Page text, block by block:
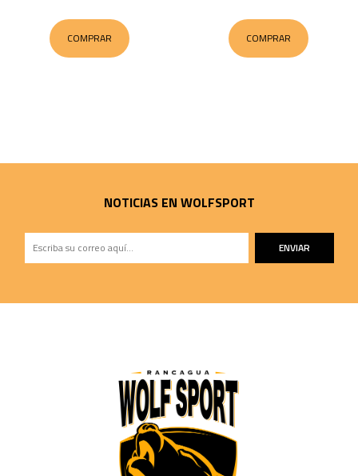
COMPRAR COMPRAR
NOTICIAS EN WOLFSPORT
ENVIAR